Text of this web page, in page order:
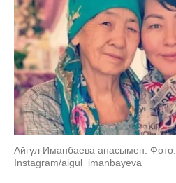
Айгүл Иманбаева анасымен. Фото:
Instagram/aigul_imanbayeva